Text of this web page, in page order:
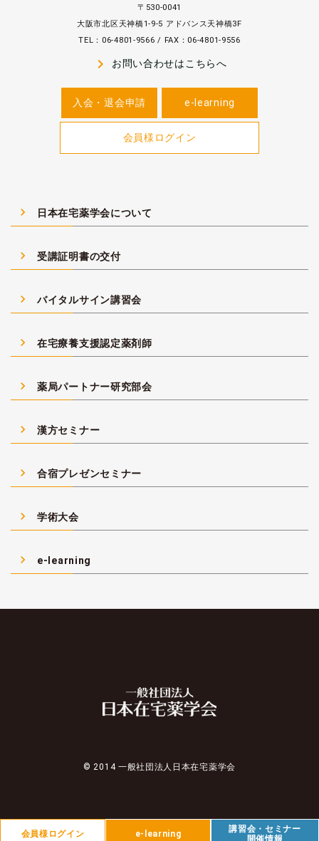
〒530-0041
大阪市北区天神橋1-9-5 アドバンス天神橋3F
TEL：06-4801-9566 / FAX：06-4801-9556
navigate_next お問い合わせはこちらへ
入会・退会申請 e-learning
会員様ログイン
navigate_next 日本在宅薬学会について
navigate_next 受講証明書の交付
navigate_next バイタルサイン講習会
navigate_next 在宅療養支援認定薬剤師
navigate_next 薬局パートナー研究部会
navigate_next 漢方セミナー
navigate_next 合宿プレゼンセミナー
navigate_next 学術大会
navigate_next e-learning
© 2014 一般社団法人日本在宅薬学会
会員様ログイン e-learning
講習会・セミナー
開催情報